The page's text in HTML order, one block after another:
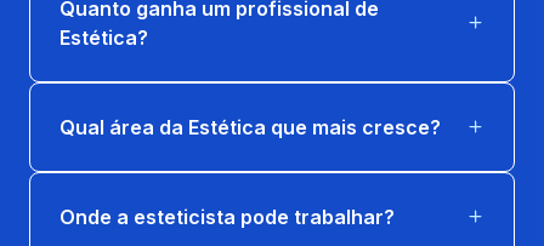
Quanto ganha um profissional de
Estética?
Qual área da Estética que mais cresce?
Onde a esteticista pode trabalhar?